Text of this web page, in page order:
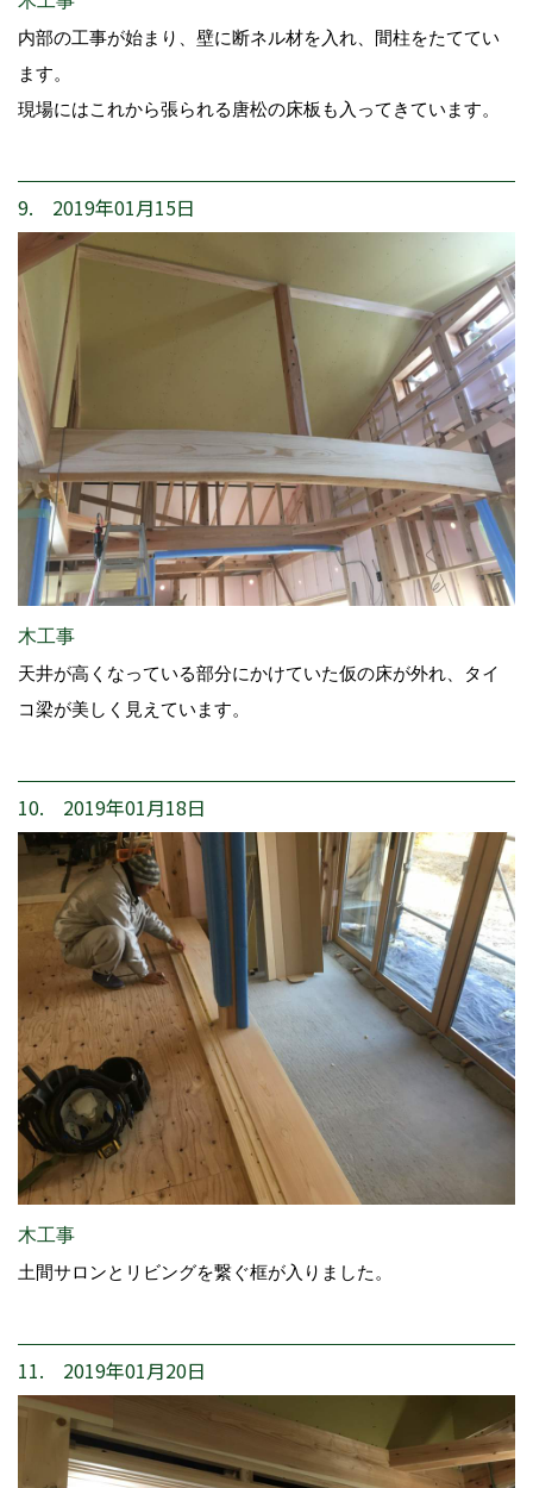
内部の工事が始まり、壁に断ネル材を入れ、間柱をたててい
ます。
現場にはこれから張られる唐松の床板も入ってきています。
9. 2019年01月15日
木工事
天井が高くなっている部分にかけていた仮の床が外れ、タイ
コ梁が美しく見えています。
10. 2019年01月18日
木工事
土間サロンとリビングを繋ぐ框が入りました。
11. 2019年01月20日